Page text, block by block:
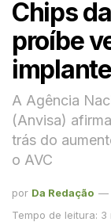
Chips
proíbe
A Agência
(Anvisa)
trás do
o AVC
por Da Redação
Tempo de leitura: 3